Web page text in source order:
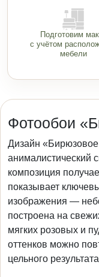
Подготовим
с учётом
мебели
Фотообои
Дизайн «Бирюзовое
анималистический
композиция
показывает
изображения —
построена на
мягких розовых и
оттенков можно
цельного